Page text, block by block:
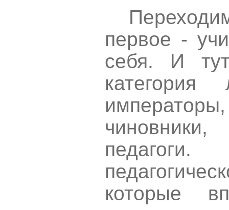
первое -
себя. И
которые